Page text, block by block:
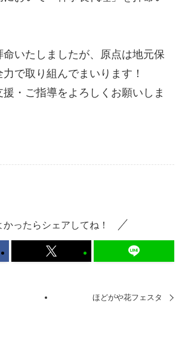
いたしましたが、原点は地元保
で取り組んでまいります！
・ご指導をよろしくお願いしま
かったらシェアしてね！
ほどがや花フェスタ